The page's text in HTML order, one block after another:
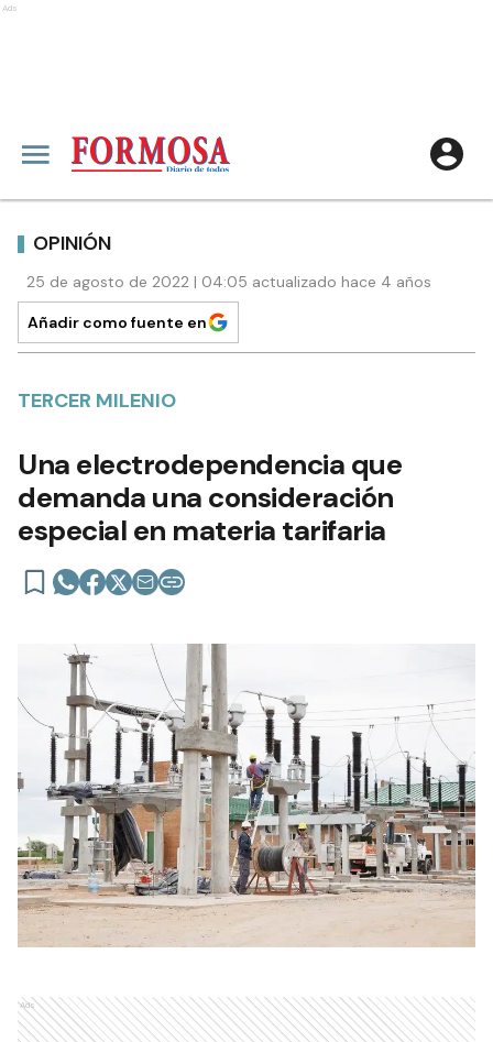
Ads
OPINIÓN
25 de agosto de 2022 | 04:05 actualizado hace 4 años
Añadir como fuente en
TERCER MILENIO
Una electrodependencia que
demanda una consideración
especial en materia tarifaria
Ads